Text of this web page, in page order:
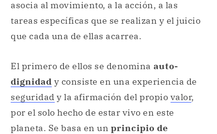
asocia al movimiento, a la acción, a las
tareas específicas que se realizan y el juicio
que cada una de ellas acarrea.
El primero de ellos se denomina auto-
dignidad y consiste en una experiencia de
seguridad y la afirmación del propio valor,
por el solo hecho de estar vivo en este
planeta. Se basa en un principio de